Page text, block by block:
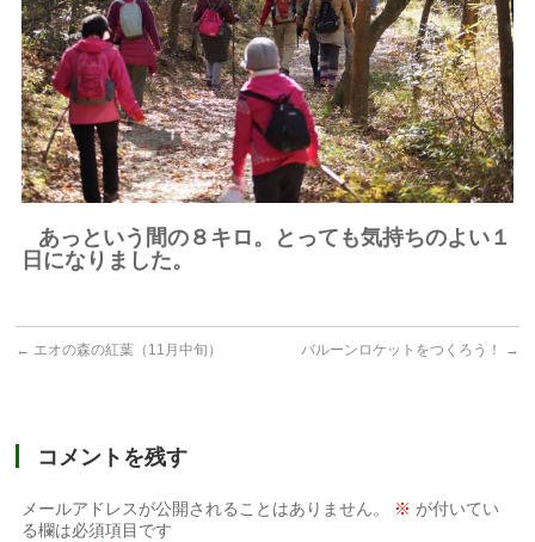
あっという間の８キロ。とっても気持ちのよい１
日になりました。
← エオの森の紅葉（11月中旬） バルーンロケットをつくろう！ →
コメントを残す
メールアドレスが公開されることはありません。 ※ が付いてい
る欄は必須項目です